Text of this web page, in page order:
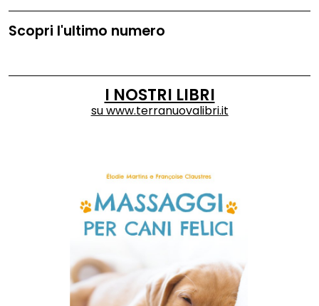
Scopri l'ultimo numero
I NOSTRI LIBRI
suwww.terranuovalibri.it